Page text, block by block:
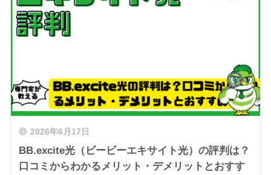
2026年6月17日
BB.excite光（ビービーエキサイト光）の評判は？
口コミからわかるメリット・デメリットとおすす